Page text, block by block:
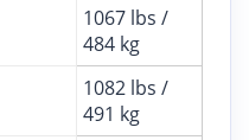
1067 lbs /
484 kg
1082 lbs /
491 kg